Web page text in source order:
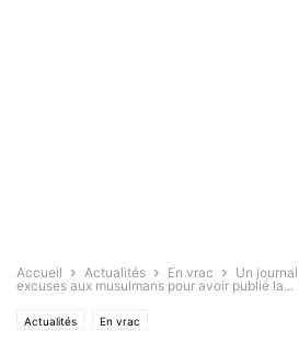
Accueil Actualités En vrac
Un
excuses aux musulmans pour avoir publié la...
Actualités En vrac